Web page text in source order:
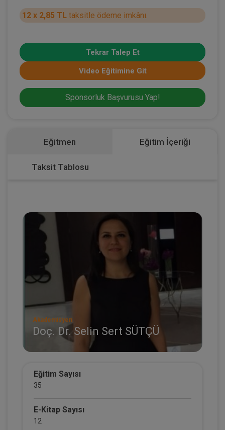
12 x 2,85 TL taksitle ödeme imkânı.
Tekrar Talep Et
Video Eğitimine Git
Sponsorluk Başvurusu Yap!
Eğitmen Eğitim İçeriği
Taksit Tablosu
Akademisyen
Doç. Dr. Selin Sert SÜTÇÜ
Eğitim Sayısı
35
E-Kitap Sayısı
12